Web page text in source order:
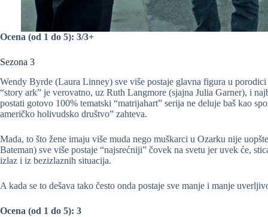
Ocena (od 1 do 5): 3/3+
Sezona 3
Wendy Byrde (Laura Linney) sve više postaje glavna figura u
“story ark” je verovatno, uz Ruth Langmore (sjajna Julia Garner), i
postati gotovo 100% tematski “matrijahart” serija ne deluje baš kao
američko holivudsko društvo” zahteva.
Mada, to što žene imaju više muda nego muškarci u Ozarku nije
Bateman) sve više postaje “najsrećniji” čovek na svetu jer uvek će,
izlaz i iz bezizlaznih situacija.
A kada se to dešava tako često onda postaje sve manje i manje
Ocena (od 1 do 5): 3